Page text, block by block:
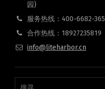
园)
服务热线：400-6682-365
合作热线：18927235819
info@liteharbor.cn